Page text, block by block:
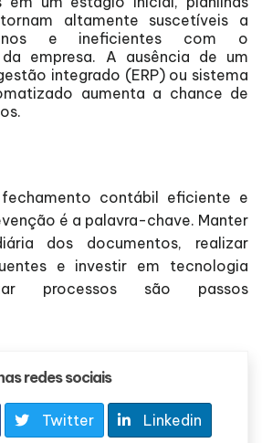
altamente suscetíveis a
e ineficientes com o
empresa. A ausência de um
integrado (ERP) ou sistema
aumenta a chance de
contábil eficiente e
é a palavra-chave. Manter
dos documentos, realizar
e investir em tecnologia
processos são passos
redes sociais
Twitter Linkedin